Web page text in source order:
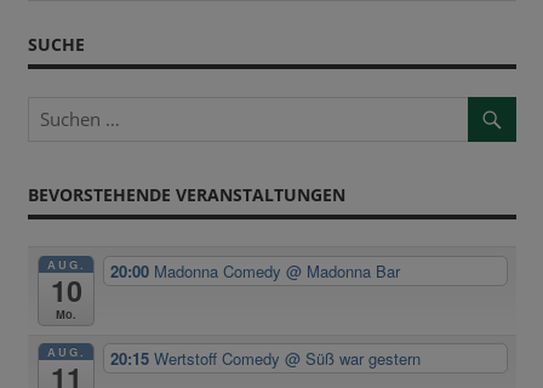
SUCHE
BEVORSTEHENDE VERANSTALTUNGEN
AUG.
10
Mo.
20:00 Madonna Comedy@ Madonna Bar
AUG.
11
20:15Wertstoff Comedy@ Süß war gestern